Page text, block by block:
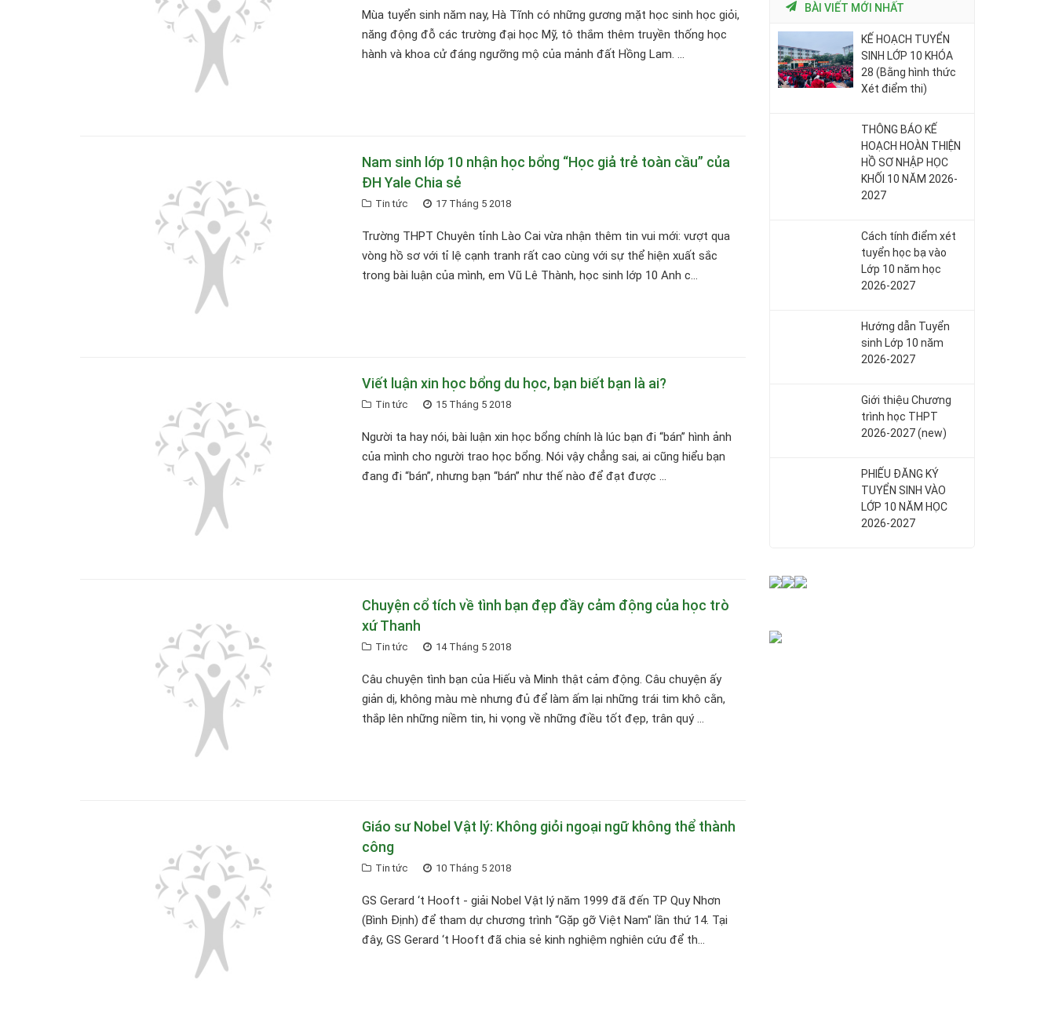
Mùa tuyển sinh năm nay, Hà Tĩnh có những gương mặt học sinh học giỏi,
năng động đỗ các trường đại học Mỹ, tô thắm thêm truyền thống học
hành và khoa cử đáng ngưỡng mộ của mảnh đất Hồng Lam. ...
Nam sinh lớp 10 nhận học bổng “Học giả trẻ toàn cầu” của
ĐH Yale Chia sẻ
Tin tức 17 Tháng 5 2018
Trường THPT Chuyên tỉnh Lào Cai vừa nhận thêm tin vui mới: vượt qua
vòng hồ sơ với tỉ lệ cạnh tranh rất cao cùng với sự thể hiện xuất sắc
trong bài luận của mình, em Vũ Lê Thành, học sinh lớp 10 Anh c...
Viết luận xin học bổng du học, bạn biết bạn là ai?
Tin tức 15 Tháng 5 2018
Người ta hay nói, bài luận xin học bổng chính là lúc bạn đi “bán” hình ảnh
của mình cho người trao học bổng. Nói vậy chẳng sai, ai cũng hiểu bạn
đang đi “bán”, nhưng bạn “bán” như thế nào để đạt được ...
Chuyện cổ tích về tình bạn đẹp đầy cảm động của học trò
xứ Thanh
Tin tức 14 Tháng 5 2018
Câu chuyện tình bạn của Hiếu và Minh thật cảm động. Câu chuyện ấy
giản dị, không màu mè nhưng đủ để làm ấm lại những trái tim khô cằn,
thắp lên những niềm tin, hi vọng về những điều tốt đẹp, trân quý ...
Giáo sư Nobel Vật lý: Không giỏi ngoại ngữ không thể thành
công
Tin tức 10 Tháng 5 2018
GS Gerard ‘t Hooft - giải Nobel Vật lý năm 1999 đã đến TP Quy Nhơn
(Bình Định) để tham dự chương trình “Gặp gỡ Việt Nam" lần thứ 14. Tại
đây, GS Gerard ‘t Hooft đã chia sẻ kinh nghiệm nghiên cứu để th...
BÀI VIẾT MỚI NHẤT
KẾ HOẠCH TUYỂN
SINH LỚP 10 KHÓA
28 (Bằng hình thức
Xét điểm thi)
THÔNG BÁO KẾ
HOẠCH HOÀN THIỆN
HỒ SƠ NHẬP HỌC
KHỐI 10 NĂM 2026-
2027
Cách tính điểm xét
tuyển học bạ vào
Lớp 10 năm học
2026-2027
Hướng dẫn Tuyển
sinh Lớp 10 năm
2026-2027
Giới thiệu Chương
trình học THPT
2026-2027 (new)
PHIẾU ĐĂNG KÝ
TUYỂN SINH VÀO
LỚP 10 NĂM HỌC
2026-2027